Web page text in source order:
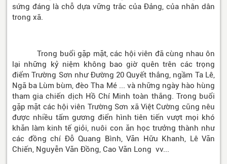
sứng đáng là chỗ dựa vững trắc của Đảng, của nhân dân
trong xã.
Trong buổi gặp mặt, các hội viên đã cùng nhau ôn
lại những kỷ niệm không bao giờ quên trên các trọng
điểm Trường Sơn như Đường 20 Quyết thắng, ngầm Ta Lê,
Ngã ba Lùm bùm, đèo Tha Mé ... và những ngày hào hùng
tham gia chiến dịch Hồ Chí Minh toàn thắng. Trong buổi
gặp mặt các hội viên Trường Sơn xã Việt Cường cũng nêu
được nhiều tấm gương điển hình tiên tiến vượt mọi khó
khăn làm kinh tế giỏi, nuôi con ăn học trưởng thành như
các đồng chí Đỗ Quang Bình, Văn Hữu Khanh, Lê Văn
Chiến, Nguyễn Văn Đồng, Cao Văn Long vv...